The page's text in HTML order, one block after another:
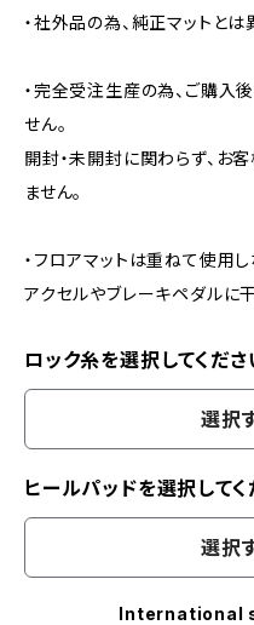
・社外品の為、純正マットと
・完全受注生産の為、ご購入
せん。
開封・未開封に関わらず、お
ません。
・フロアマットは重ねて使用し
アクセルやブレーキペダルに
ロック糸を選択してくださ
選択
ヒールパッドを選択してく
選択
International